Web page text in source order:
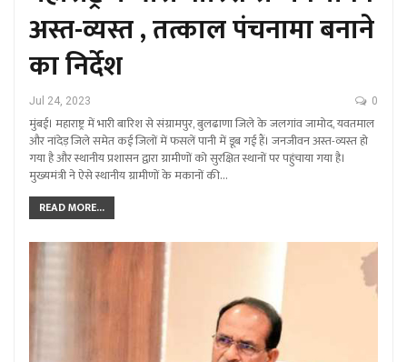
अस्त-व्यस्त , तत्काल पंचनामा बनाने
का निर्देश
Jul 24, 2023 0
मुंबई। महाराष्ट्र में भारी बारिश से संग्रामपुर, बुलढाणा जिले के जलगांव जामोद, यवतमाल
और नांदेड़ जिले समेत कई जिलों में फसलें पानी में डूब गई हैं। जनजीवन अस्त-व्यस्त हो
गया है और स्थानीय प्रशासन द्वारा ग्रामीणों को सुरक्षित स्थानों पर पहुंचाया गया है।
मुख्यमंत्री ने ऐसे स्थानीय ग्रामीणों के मकानों की…
READ MORE...